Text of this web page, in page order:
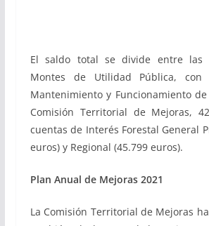
El saldo total se divide entre las
Montes de Utilidad Pública, con
Mantenimiento y Funcionamiento
Comisión Territorial de Mejoras,
cuentas de Interés Forestal General
euros) y Regional (45.799 euros).
Plan Anual de Mejoras 2021
La Comisión Territorial de Mejoras